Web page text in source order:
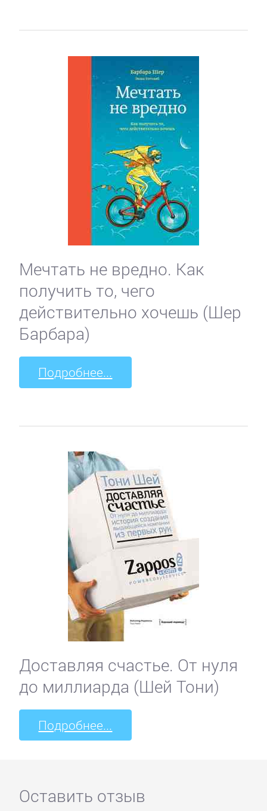
Мечтать не вредно. Как
получить то, чего
действительно хочешь (Шер
Барбара)
Подробнее...
Доставляя счастье. От нуля
до миллиарда (Шей Тони)
Подробнее...
Оставить отзыв